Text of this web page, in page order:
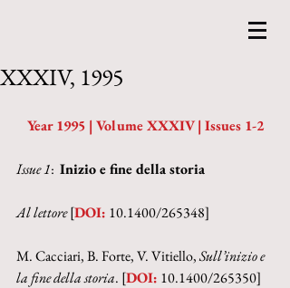
XXXIV, 1995
Year 1995 | Volume XXXIV | Issues 1-2
Issue 1: Inizio e fine della storia
Al lettore [DOI: 10.1400/265348]
M. Cacciari, B. Forte, V. Vitiello, Sull’inizio e
la fine della storia. [DOI: 10.1400/265350]